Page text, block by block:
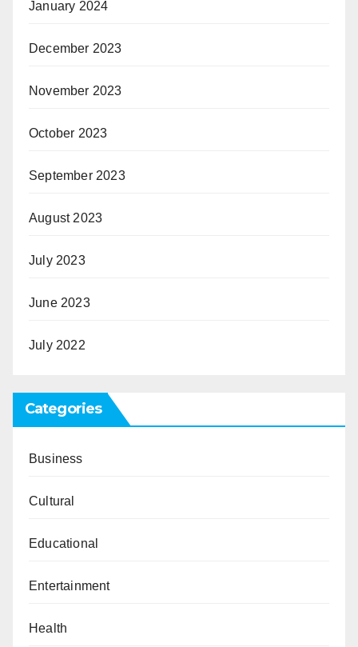
January 2024
December 2023
November 2023
October 2023
September 2023
August 2023
July 2023
June 2023
July 2022
Categories
Business
Cultural
Educational
Entertainment
Health